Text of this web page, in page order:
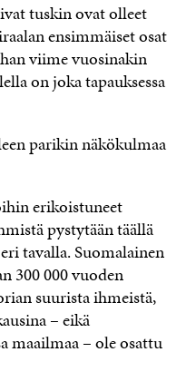
tuskin ovat olleet
ensimmäiset osat
viime vuosinakin
on joka tapauksessa
parikin näkökulmaa
erikoistuneet
pystytään täällä
tavalla. Suomalainen
300 000 vuoden
suurista ihmeistä,
– eikä
maailmaa – ole osattu